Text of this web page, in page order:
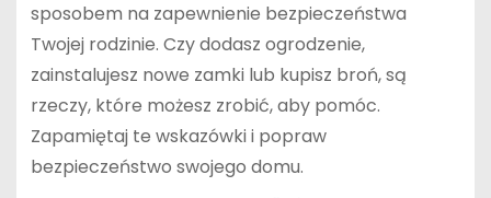
sposobem na zapewnienie bezpieczeństwa
Twojej rodzinie. Czy dodasz ogrodzenie,
zainstalujesz nowe zamki lub kupisz broń, są
rzeczy, które możesz zrobić, aby pomóc.
Zapamiętaj te wskazówki i popraw
bezpieczeństwo swojego domu.